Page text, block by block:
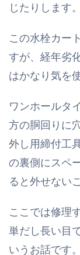
じたりします。
この水栓カー
すが、経年劣
はかなり気を
ワンホールタ
方の胴回りに
外し用締付工
の裏側にスペ
ると外せない
ここでは修理
単だし長い目
いうお話です。